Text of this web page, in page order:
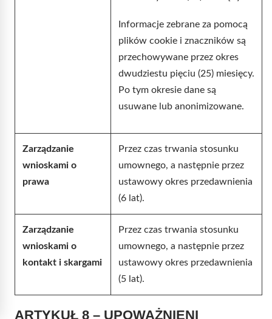
Informacje zebrane za pomocą
plików cookie i znaczników są
przechowywane przez okres
dwudziestu pięciu (25) miesięcy.
Po tym okresie dane są
usuwane lub anonimizowane.
Zarządzanie
wnioskami o
prawa
Przez czas trwania stosunku
umownego, a następnie przez
ustawowy okres przedawnienia
(6 lat).
Zarządzanie
wnioskami o
kontakt i skargami
Przez czas trwania stosunku
umownego, a następnie przez
ustawowy okres przedawnienia
(5 lat).
ARTYKUŁ 8 – UPOWAŻNIENI